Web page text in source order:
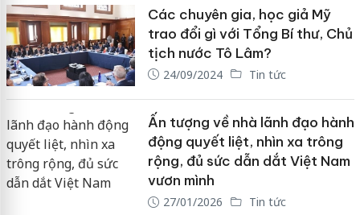
Các chuyên gia, học giả Mỹ
trao đổi gì với Tổng Bí thư, Chủ
tịch nước Tô Lâm?
24/09/2024 Tin tức
Ấn tượng về nhà lãnh đạo hành
động quyết liệt, nhìn xa trông
rộng, đủ sức dẫn dắt Việt Nam
vươn mình
27/01/2026 Tin tức